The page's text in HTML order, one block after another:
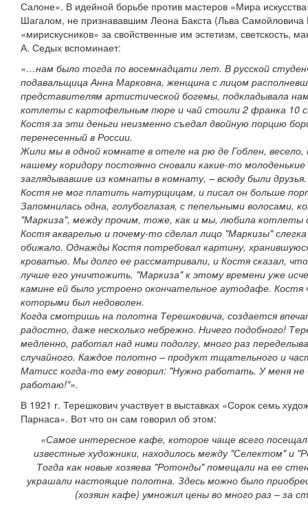
Салоне». В идейной борьбе против мастеров «Мира
Шагалом, не признававшим Леона Бакста (Льва Самойловича
«мирискусников» за свойственные им эстетизм, светскость,
А. Седых вспоминает:
«…нам было тогда по восемнадцати лет. В русской
подавальщица Анна Марковна, женщина с лицом
представителям артистической богемы, подкладывала
котлеты с картофельным пюре и чай стоили 2 франка 10
Костя за эти деньги неизменно съедал двойную порцию
перенесенный в России.
Жили мы в одной комнате в отеле на рю де Гоблен,
нашему коридору постоянно сновали какие-то
заглядывавшие из комнаты в комнату, – всюду были друзья.
Костя не мог платить натурщицам, и писал он больше
Запомнилась одна, голубоглазая, с пепельными волосами,
"Маркиза", между прочим, тоже, как и мы, любила
Костя акварелью и почему-то сделал лицо "Маркизы"
обижало. Однажды Костя потребовал картину,
кроватью. Мы долго ее рассматривали, и Костя сказал,
лучше его уничтожить. "Маркиза" к этому времени уже
камине ей было устроено окончательное аутодафе.
которыми был недоволен.
Когда смотришь на полотна Терешковича, создается
радостно, даже несколько небрежно. Ничего подобного!
медленно, работал над ними подолгу, много раз
случайного. Каждое полотно – продукт тщательного и
Матисс когда-то ему говорил: "Нужно работать. У меня не
работаю!"».
В 1921 г. Терешкович участвует в выставках «Сорок семь
Парнаса». Вот что он сам говорил об этом:
«Самое интересное кафе, которое чаще всего
известные художники, находилось между "Селектом" и
Тогда как новые хозяева "Ротонды" помещали на ее
украшали настоящие полотна. Здесь можно было
(хозяин кафе) умножил цены во много раз – за